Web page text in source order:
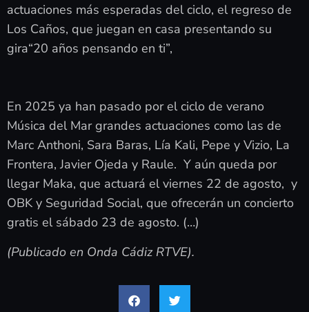
actuaciones más esperadas del ciclo, el regreso de
Los Caños, que juegan en casa presentando su
gira“20 años pensando en ti”,
En 2025 ya han pasado por el ciclo de verano
Música del Mar grandes actuaciones como las de
Marc Anthoni, Sara Baras, Lía Kali, Pepe y Vizio, La
Frontera, Javier Ojeda y Raule. Y aún queda por
llegar Maka, que actuará el viernes 22 de agosto, y
OBK y Seguridad Social, que ofrecerán un concierto
gratis el sábado 23 de agosto. (…)
(Publicado en Onda Cádiz RTVE).